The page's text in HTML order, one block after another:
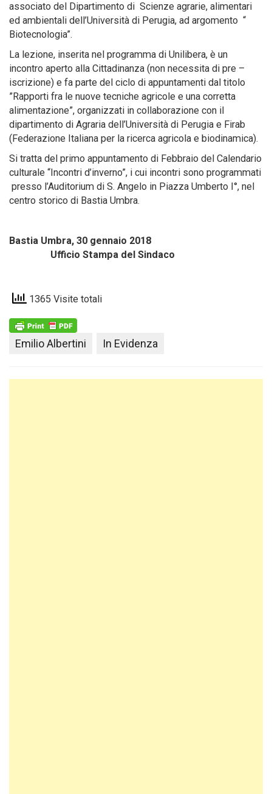
associato del Dipartimento di Scienze agrarie, alimentari
ed ambientali dell’Università di Perugia, ad argomento “
Biotecnologia”.
La lezione, inserita nel programma di Unilibera, è un
incontro aperto alla Cittadinanza (non necessita di pre –
iscrizione) e fa parte del ciclo di appuntamenti dal titolo
”Rapporti fra le nuove tecniche agricole e una corretta
alimentazione”, organizzati in collaborazione con il
dipartimento di Agraria dell’Università di Perugia e Firab
(Federazione Italiana per la ricerca agricola e biodinamica).
Si tratta del primo appuntamento di Febbraio del Calendario
culturale “Incontri d’inverno”, i cui incontri sono programmati
presso l’Auditorium di S. Angelo in Piazza Umberto I°, nel
centro storico di Bastia Umbra.
Bastia Umbra, 30 gennaio 2018
Ufficio Stampa del Sindaco
1365 Visite totali
Emilio Albertini In Evidenza